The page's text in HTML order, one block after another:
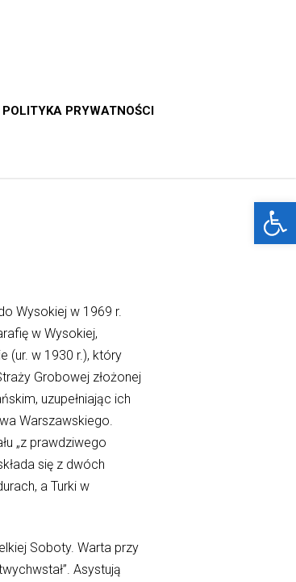
POLITYKA PRYWATNOŚCI
Wysokiej w 1969 r.
w Wysokiej,
(ur. w 1930 r.), który
Grobowej złożonej
uzupełniając ich
Warszawskiego.
„z prawdziwego
się z dwóch
a Turki w
Soboty. Warta przy
Asystują